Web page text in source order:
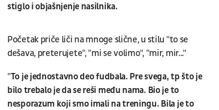
stiglo i objašnjenje nasilnika.
Početak priče liči na mnoge slične, u stilu "to se
dešava, preterujete", "mi se volimo", "mir, mir..."
"To je jednostavno deo fudbala. Pre svega, tp što je
bilo trebalo je da se reši među nama. Bio je to
nesporazum koji smo imali na treningu. Bila je to